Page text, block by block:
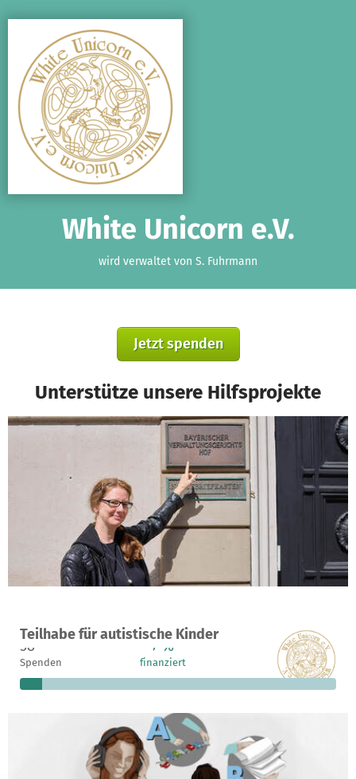
White Unicorn e.V.
wird verwaltet von S. Fuhrmann
Jetzt spenden
Unterstütze unsere Hilfsprojekte
Teilhabe für autistische Kinder
Ein Projekt in Erdweg - OT Kleinberghofen, Deutschland
58
Spenden
7 %
finanziert
36.960 €
fehlen noch